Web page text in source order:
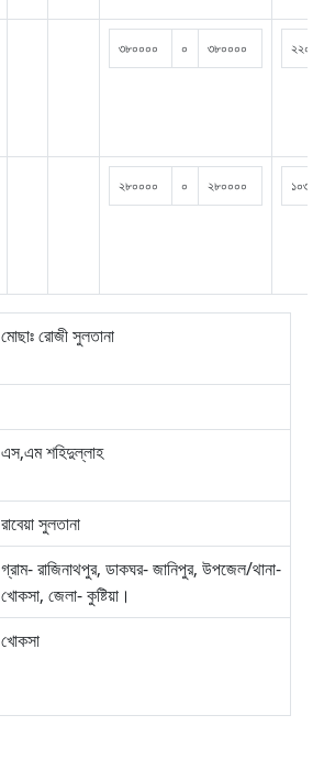
৩৮০০০০ ০ ৩৮০০০০
২৮০০০০ ০ ২৮০০০০
মোছাঃ রোজী সুলতানা
এস,এম শহিদুল্লাহ
রাবেয়া সুলতানা
গ্রাম- রাজিনাথপুর, ডাকঘর- জানিপুর, উপজেল/থানা-
খোকসা, জেলা- কুষ্টিয়া।
খোকসা